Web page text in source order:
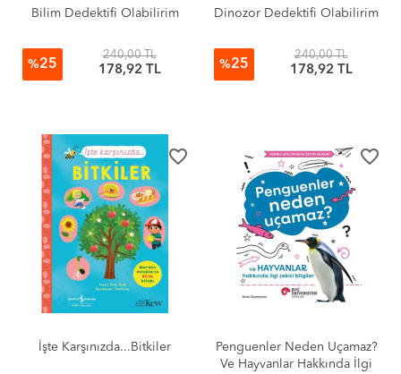
Bilim Dedektifi Olabilirim
%25
240,00 TL
178,92 TL
Dinozor Dedektifi Olabilirim
%25
240,00 TL
178,92 TL
favorite_border
İşte Karşınızda...Bitkiler
favorite_border
Penguenler Neden Uçamaz?
Ve Hayvanlar Hakkında İlgi